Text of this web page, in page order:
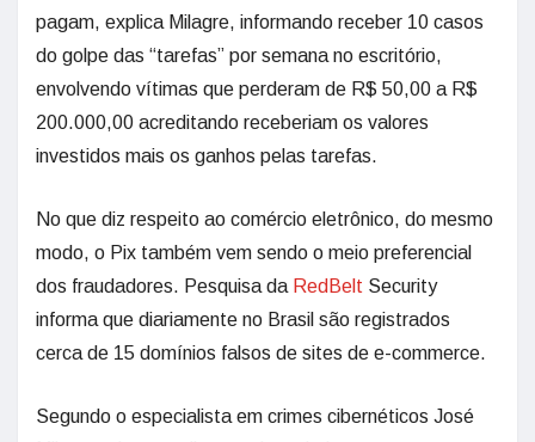
pagam, explica Milagre, informando receber 10 casos
do golpe das “tarefas” por semana no escritório,
envolvendo vítimas que perderam de R$ 50,00 a R$
200.000,00 acreditando receberiam os valores
investidos mais os ganhos pelas tarefas.
No que diz respeito ao comércio eletrônico, do mesmo
modo, o Pix também vem sendo o meio preferencial
dos fraudadores. Pesquisa da RedBelt Security
informa que diariamente no Brasil são registrados
cerca de 15 domínios falsos de sites de e-commerce.
Segundo o especialista em crimes cibernéticos José